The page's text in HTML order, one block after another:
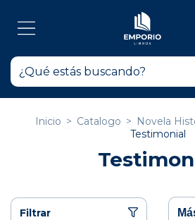
Inicio > Catalogo > Novela
Testimonial
Filtrar